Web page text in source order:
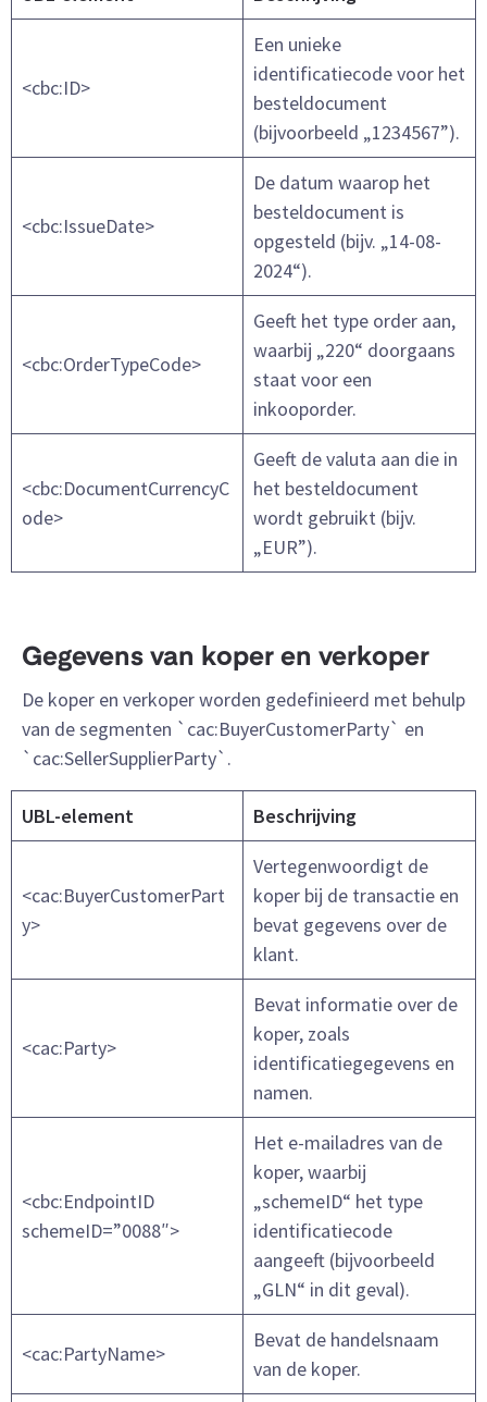
<cbc:ID>
Een unieke
identificatiecode voor het
besteldocument
(bijvoorbeeld „1234567”).
<cbc:IssueDate>
De datum waarop het
besteldocument is
opgesteld (bijv. „14-08-
2024“).
<cbc:OrderTypeCode>
Geeft het type order aan,
waarbij „220“ doorgaans
staat voor een
inkooporder.
<cbc:DocumentCurrencyC
ode>
Geeft de valuta aan die in
het besteldocument
wordt gebruikt (bijv.
„EUR”).
Gegevens van koper en verkoper
De koper en verkoper worden gedefinieerd met behulp
van de segmenten `cac:BuyerCustomerParty` en
`cac:SellerSupplierParty`.
UBL-element Beschrijving
<cac:BuyerCustomerPart
y>
Vertegenwoordigt de
koper bij de transactie en
bevat gegevens over de
klant.
<cac:Party>
Bevat informatie over de
koper, zoals
identificatiegegevens en
namen.
<cbc:EndpointID
schemeID=”0088″>
Het e-mailadres van de
koper, waarbij
„schemeID“ het type
identificatiecode
aangeeft (bijvoorbeeld
„GLN“ in dit geval).
<cac:PartyName>
Bevat de handelsnaam
van de koper.